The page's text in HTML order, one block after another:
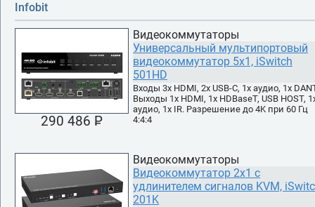
Infobit
290 486 PУБ.
Видеокоммутаторы
Универсальный мультипортовый
видеокоммутатор 5х1, iSwitch
501HD
Входы 3х HDMI, 2х USB-C, 1x аудио, 1x
Выходы 1х HDMI, 1х HDBaseT, USB HOST,
аудио, 1x IR. Разрешение до 4K при 60 Гц
4:4:4
Видеокоммутаторы
Видеокоммутатор 2х1 с
удлинителем сигналов KVM,
201K